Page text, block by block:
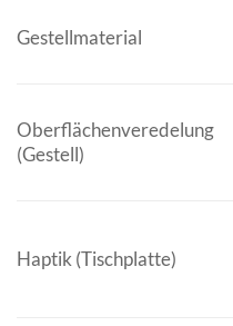
Gestellmaterial
Oberflächenveredelung
(Gestell)
Haptik (Tischplatte)